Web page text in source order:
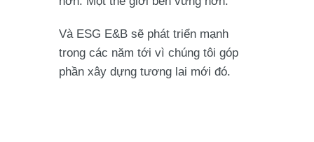
Và ESG E&B sẽ phát triển mạnh
trong các năm tới vì chúng tôi góp
phần xây dựng tương lai mới đó.